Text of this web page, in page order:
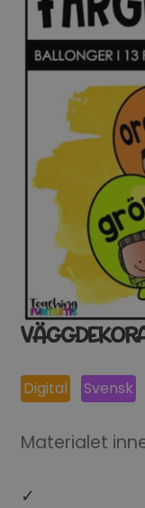
TYPSNITT
Digital Svensk
Materialet